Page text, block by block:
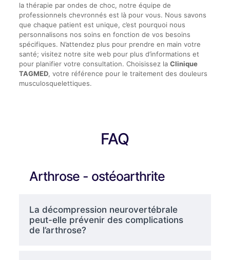
la thérapie par ondes de choc, notre équipe de
professionnels chevronnés est là pour vous. Nous savons
que chaque patient est unique, c’est pourquoi nous
personnalisons nos soins en fonction de vos besoins
spécifiques. N’attendez plus pour prendre en main votre
santé; visitez notre site web pour plus d’informations et
pour planifier votre consultation. Choisissez la Clinique
TAGMED, votre référence pour le traitement des douleurs
musculosquelettiques.
FAQ
Arthrose - ostéoarthrite
La décompression neurovertébrale
peut-elle prévenir des complications
de l’arthrose?